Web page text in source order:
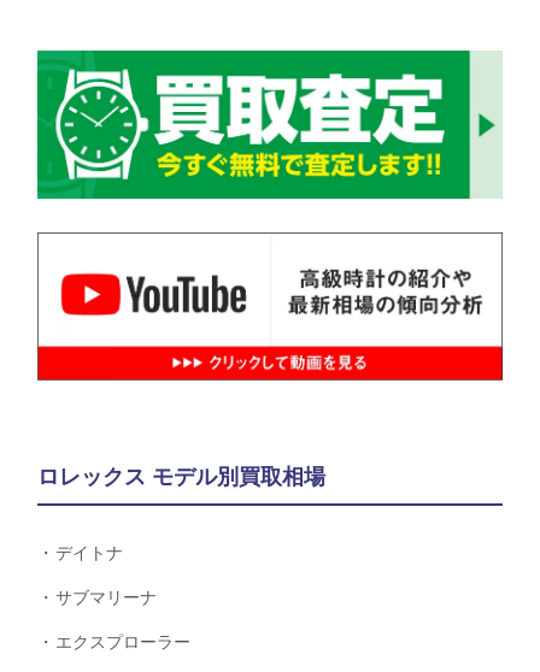
ロレックス モデル別買取相場
デイトナ
サブマリーナ
エクスプローラー